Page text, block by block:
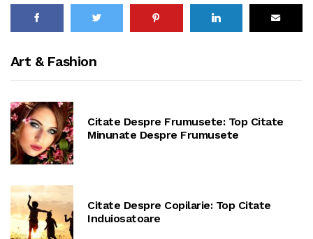
Art & Fashion
Citate Despre Frumusete: Top Citate
Minunate Despre Frumusete
Citate Despre Copilarie: Top Citate
Induiosatoare